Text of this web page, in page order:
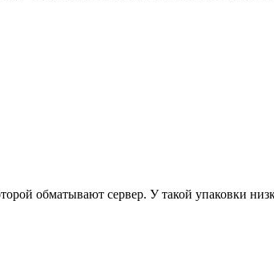
обматывают сервер. У такой упаковки